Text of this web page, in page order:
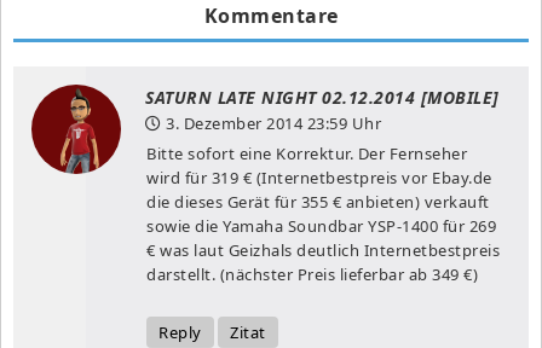
Kommentare
SATURN LATE NIGHT 02.12.2014 [MOBILE]
3. Dezember 201423:59 Uhr
Bitte sofort eine Korrektur. Der Fernseher
wird für 319 € (Internetbestpreis vor Ebay.de
die dieses Gerät für 355 € anbieten) verkauft
sowie die Yamaha Soundbar YSP-1400 für 269
€ was laut Geizhals deutlich Internetbestpreis
darstellt. (nächster Preis lieferbar ab 349 €)
Reply Zitat